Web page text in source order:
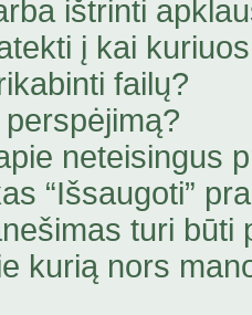
ištrinti
į kai
failų?
neteisingus
“Išsaugoti”
turi būti
kurią nors